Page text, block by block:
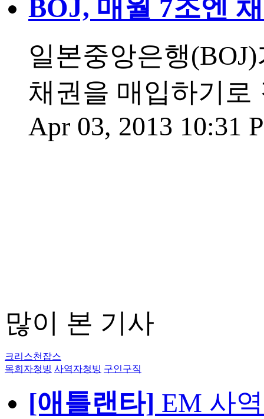
BOJ, 매월 7조엔
일본중앙은행
채권을 매입하기로
Apr 03, 2013 10:31
많이 본 기사
크리스천잡스
목회자청빙 사역자청빙 구인구직
[애틀랜타] EM 사